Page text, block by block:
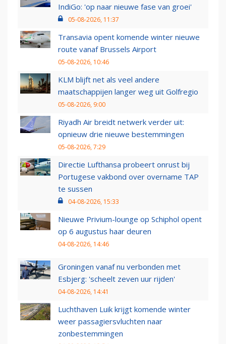
IndiGo: 'op naar nieuwe fase van groei'
05-08-2026, 11:37
Transavia opent komende winter nieuwe
route vanaf Brussels Airport
05-08-2026, 10:46
KLM blijft net als veel andere
maatschappijen langer weg uit Golfregio
05-08-2026, 9:00
Riyadh Air breidt netwerk verder uit:
opnieuw drie nieuwe bestemmingen
05-08-2026, 7:29
Directie Lufthansa probeert onrust bij
Portugese vakbond over overname TAP
te sussen
04-08-2026, 15:33
Nieuwe Privium-lounge op Schiphol opent
op 6 augustus haar deuren
04-08-2026, 14:46
Groningen vanaf nu verbonden met
Esbjerg: 'scheelt zeven uur rijden'
04-08-2026, 14:41
Luchthaven Luik krijgt komende winter
weer passagiersvluchten naar
zonbestemmingen